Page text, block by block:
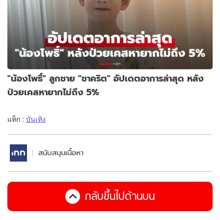
"น้องโพธิ์" ลูกชาย "ชาคริต" อัปเดตอาการล่าสุด หลัง
ป่วยเคสหายากไม่ถึง 5%
แท็ก : บันเทิง
สนับสนุนเนื้อหา
กลับขึ้นไปด้านบน